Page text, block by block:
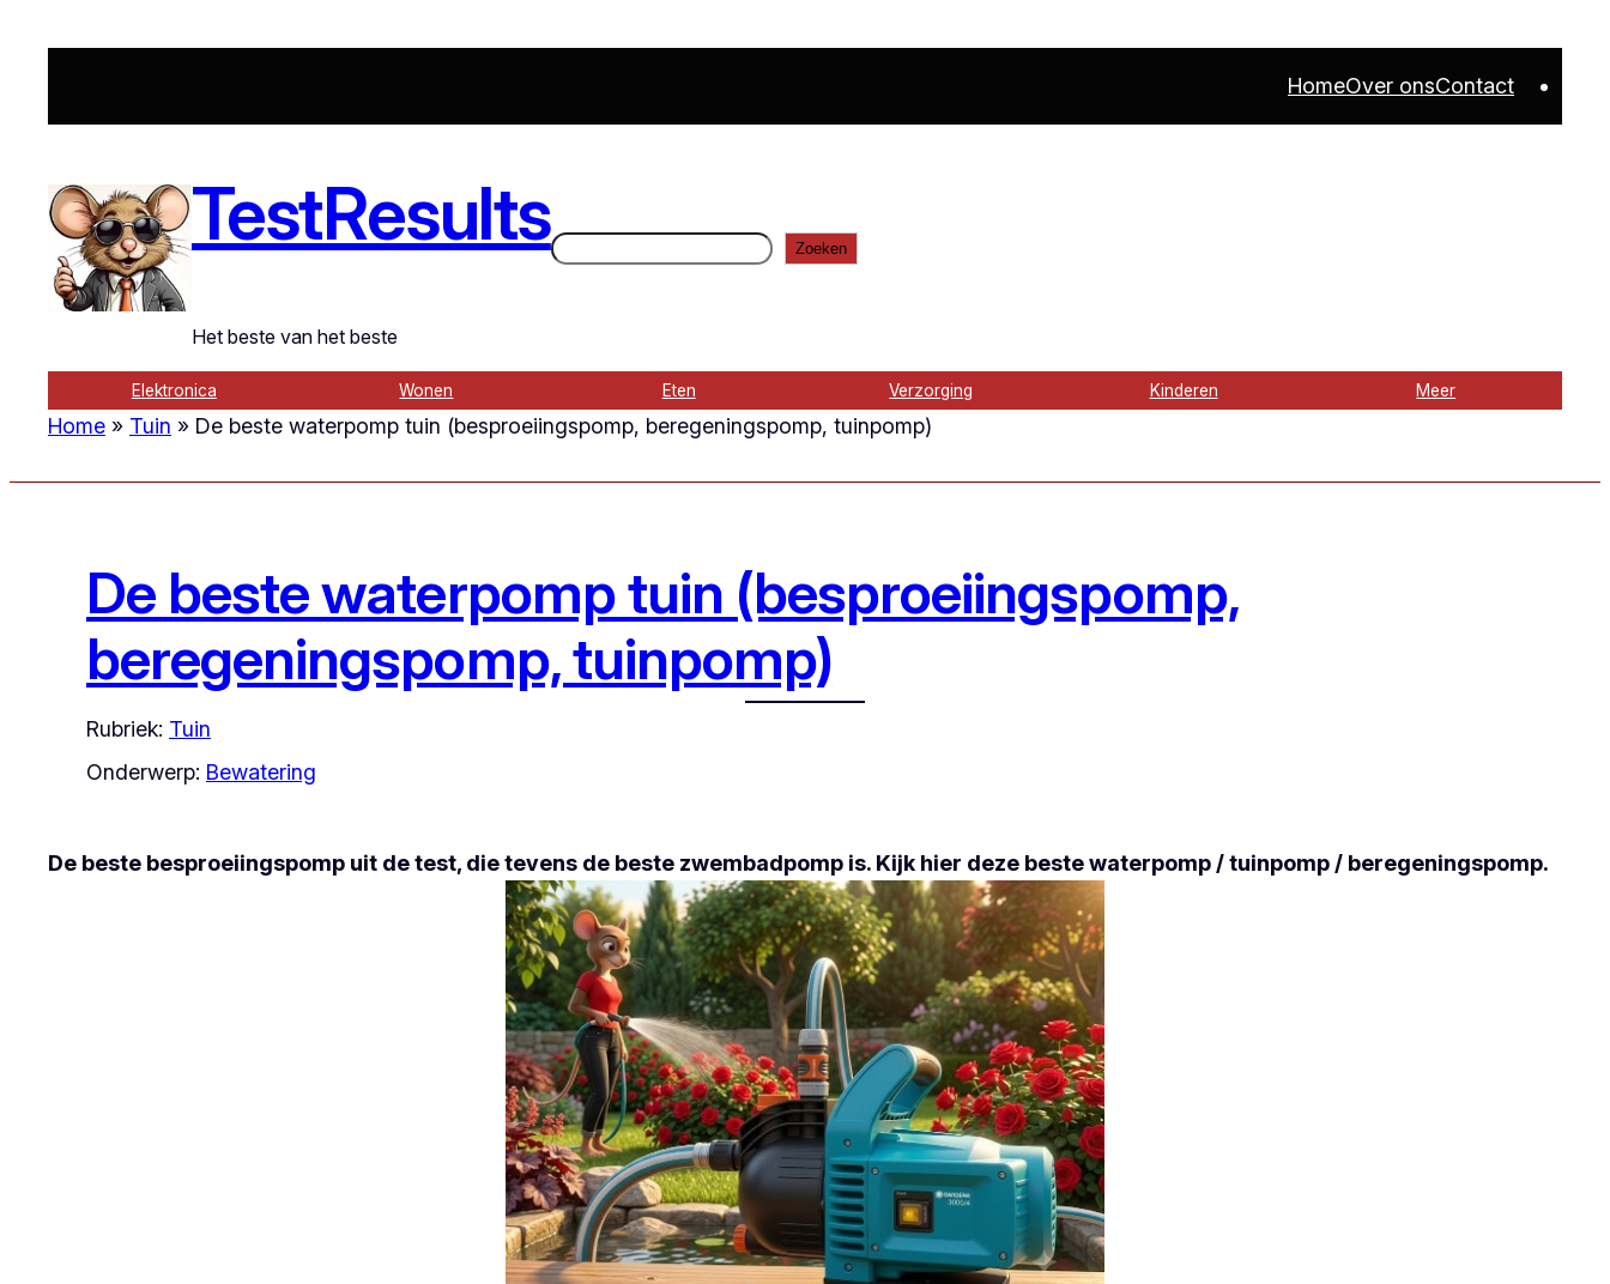
inhoud
HomeOver onsContact
TestResults
Het beste van het beste
Zoeken Zoeken
Elektronica Wonen Eten Verzorging Kinderen Meer
Home » Tuin » De beste waterpomp tuin (besproeiingspomp, beregeningspomp, tuinpomp)
De beste waterpomp tuin (besproeiingspomp,
beregeningspomp, tuinpomp)
Rubriek: Tuin
Onderwerp: Bewatering
De beste besproeiingspomp uit de test, die tevens de beste zwembadpomp is. Kijk hier deze beste waterpomp / tuinpomp / beregeningspomp.